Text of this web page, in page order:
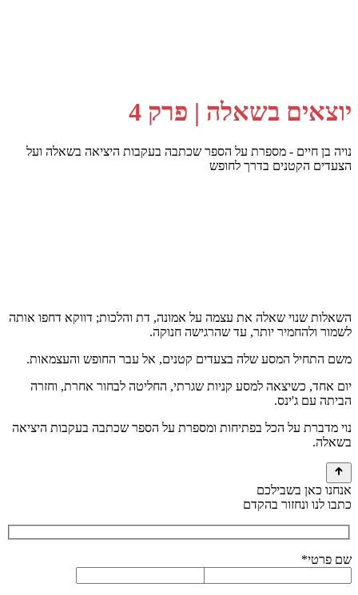
יוצאים בשאלה | פרק 4
נויה בן חיים - מספרת על הספר שכתבה בעקבות היציאה בשאלה ועל
הצעדים הקטנים בדרך לחופש
השאלות שנוי שאלה את עצמה על אמונה, דת והלכות; דווקא דחפו אותה
לשמור ולהחמיר יותר, עד שהרגישה חנוקה.
משם התחיל המסע שלה בצעדים קטנים, אל עבר החופש והעצמאות.
יום אחד, כשיצאה למסע קניות שגרתי, החליטה לבחור אחרת, וחזרה
הביתה עם ג'ינס.
נוי מדברת על הכל בפתיחות ומספרת על הספר שכתבה בעקבות היציאה
בשאלה.
אנחנו כאן בשבילכם
כתבו לנו ונחזור בהקדם
שם פרטי*